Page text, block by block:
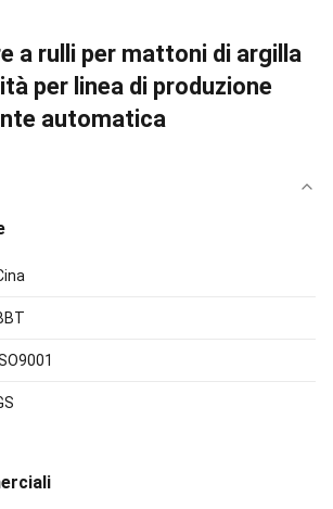
a rulli per mattoni di argilla
per linea di produzione
automatica